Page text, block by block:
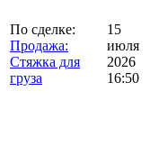
По сделке:
Продажа:
Стяжка для
груза
15
июля
2026
16:50